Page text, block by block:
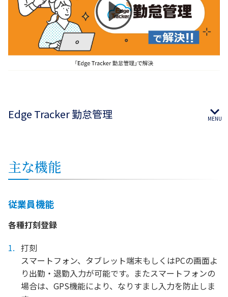
Edge Tracker 勤怠管理
主な機能
従業員機能
各種打刻登録
打刻
スマートフォン、タブレット端末もしくはPCの画面よ
り出勤・退勤入力が可能です。またスマートフォンの
場合は、GPS機能により、なりすまし入力を防止しま